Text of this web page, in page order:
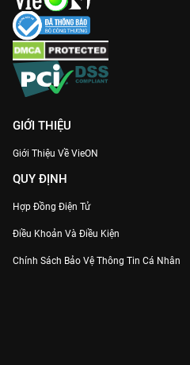
GIỚI THIỆU
Giới Thiệu Về VieON
QUY ĐỊNH
Hợp Đồng Điện Tử
Điều Khoản Và Điều Kiện
Chính Sách Bảo Vệ Thông Tin Cá Nhân